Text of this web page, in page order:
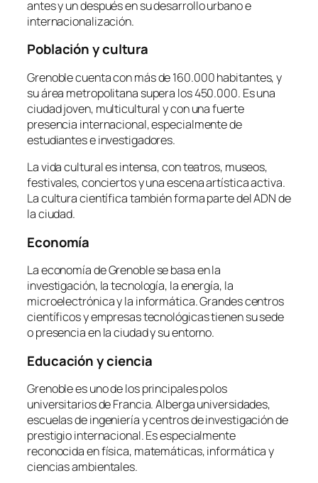
antes y un después en su desarrollo urbano e
internacionalización.
Población y cultura
Grenoble cuenta con más de 160.000 habitantes, y
su área metropolitana supera los 450.000. Es una
ciudad joven, multicultural y con una fuerte
presencia internacional, especialmente de
estudiantes e investigadores.
La vida cultural es intensa, con teatros, museos,
festivales, conciertos y una escena artística activa.
La cultura científica también forma parte del ADN de
la ciudad.
Economía
La economía de Grenoble se basa en la
investigación, la tecnología, la energía, la
microelectrónica y la informática. Grandes centros
científicos y empresas tecnológicas tienen su sede
o presencia en la ciudad y su entorno.
Educación y ciencia
Grenoble es uno de los principales polos
universitarios de Francia. Alberga universidades,
escuelas de ingeniería y centros de investigación de
prestigio internacional. Es especialmente
reconocida en física, matemáticas, informática y
ciencias ambientales.